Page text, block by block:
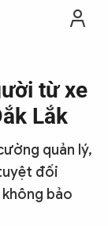
từ xe
Lắk
quản lý,
đối
bảo